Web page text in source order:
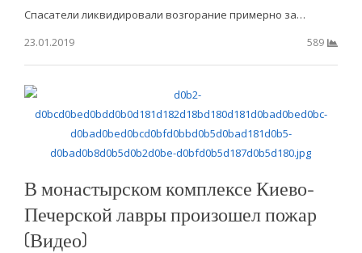
Спасатели ликвидировали возгорание примерно за…
23.01.2019
589
В монастырском комплексе Киево-
Печерской лавры произошел пожар
(Видео)